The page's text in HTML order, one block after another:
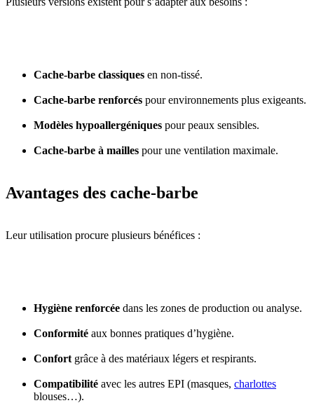
Cache-barbe classiques en non-tissé.
Cache-barbe renforcés pour environnements plus exigeants.
Modèles hypoallergéniques pour peaux sensibles.
Cache-barbe à mailles pour une ventilation maximale.
Avantages des cache-barbe
Leur utilisation procure plusieurs bénéfices :
Hygiène renforcée dans les zones de production ou analyse.
Conformité aux bonnes pratiques d’hygiène.
Confort grâce à des matériaux légers et respirants.
Compatibilité avec les autres EPI (masques, charlottes
blouses…).